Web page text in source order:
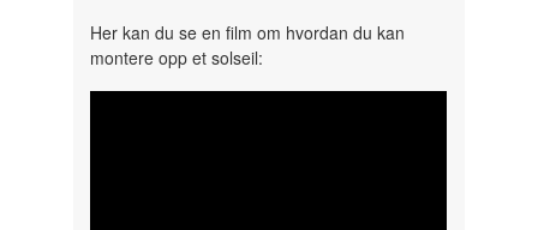
Her kan du se en film om hvordan du kan
montere opp et solseil: